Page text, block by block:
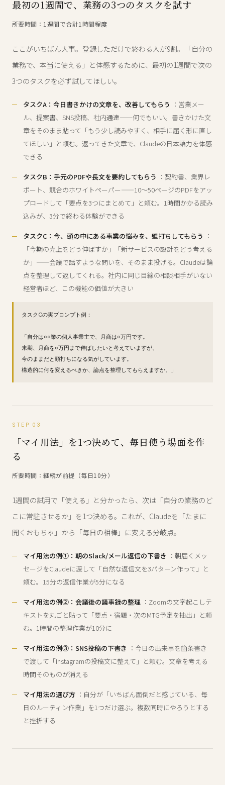
最初の1週間で、業務の3つのタスクを試す
所要時間：1週間で合計1時間程度
ここがいちばん大事。登録しただけで終わる人が9割。「自分の
業務で、本当に使える」と体感するために、最初の1週間で次の
3つのタスクを必ず試してほしい。
タスクA：今日書きかけの文章を、改善してもらう ：営業メー
ル、提案書、SNS投稿、社内通達——何でもいい。書きかけた文
章をそのまま貼って「もう少し読みやすく、相手に届く形に直し
てほしい」と頼む。返ってきた文章で、Claudeの日本語力を体感
できる
タスクB：手元のPDFや長文を要約してもらう ：契約書、業界レ
ポート、競合のホワイトペーパー——10〜50ページのPDFをアッ
プロードして「要点を3つにまとめて」と頼む。1時間かかる読み
込みが、3分で終わる体験ができる
タスクC：今、頭の中にある事業の悩みを、壁打ちしてもらう ：
「今期の売上をどう伸ばすか」「新サービスの設計をどう考える
か」——会議で話すような問いを、そのまま投げる。Claudeは論
点を整理して返してくれる。社内に同じ目線の相談相手がいない
経営者ほど、この機能の価値が大きい
タスクCの実プロンプト例：
「自分は○○業の個人事業主で、月商は○万円です。
来期、月商を○万円まで伸ばしたいと考えていますが、
今のままだと頭打ちになる気がしています。
構造的に何を変えるべきか、論点を整理してもらえますか。」
STEP 03
「マイ用法」を1つ決めて、毎日使う場面を作
る
所要時間：継続が前提（毎日10分）
1週間の試用で「使える」と分かったら、次は「自分の業務のど
こに常駐させるか」を1つ決める。これが、Claudeを「たまに
開くおもちゃ」から「毎日の相棒」に変える分岐点。
マイ用法の例①：朝のSlack/メール返信の下書き ：朝届くメッ
セージをClaudeに渡して「自然な返信文を3パターン作って」と
頼む。15分の返信作業が5分になる
マイ用法の例②：会議後の議事録の整理 ：Zoomの文字起こしテ
キストを丸ごと貼って「要点・宿題・次のMTG予定を抽出」と頼
む。1時間の整理作業が10分に
マイ用法の例③：SNS投稿の下書き ：今日の出来事を箇条書き
で渡して「Instagramの投稿文に整えて」と頼む。文章を考える
時間そのものが消える
マイ用法の選び方 ：自分が「いちばん面倒だと感じている、毎
日のルーティン作業」を1つだけ選ぶ。複数同時にやろうとする
と挫折する